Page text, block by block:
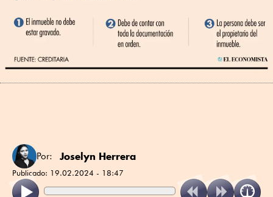
Por: Joselyn Herrera
Publicado: 19.02.2024 - 18:47